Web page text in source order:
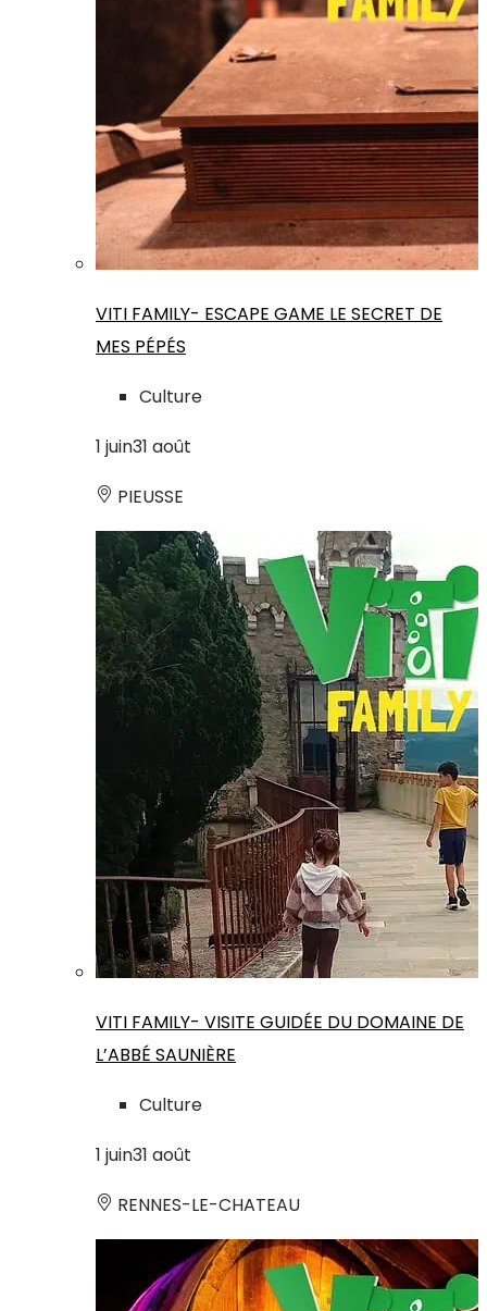
VITI FAMILY- ESCAPE GAME LE SECRET DE
MES PÉPÉS
Culture
1 juin31 août
PIEUSSE
VITI FAMILY- VISITE GUIDÉE DU DOMAINE DE
L’ABBÉ SAUNIÈRE
Culture
1 juin31 août
RENNES-LE-CHATEAU